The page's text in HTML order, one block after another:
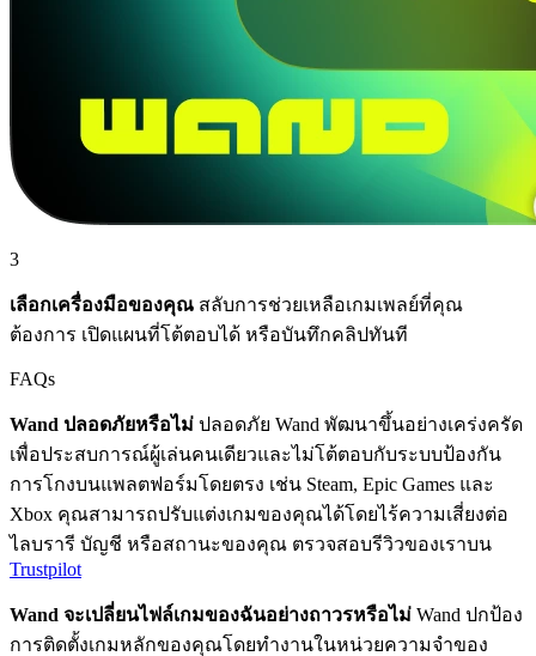
3
เลือกเครื่องมือของคุณ สลับการช่วยเหลือเกมเพลย์ที่คุณ
ต้องการ เปิดแผนที่โต้ตอบได้ หรือบันทึกคลิปทันที
FAQs
Wand ปลอดภัยหรือไม่ ปลอดภัย Wand พัฒนาขึ้นอย่างเคร่งครัด
เพื่อประสบการณ์ผู้เล่นคนเดียวและไม่โต้ตอบกับระบบป้องกัน
การโกงบนแพลตฟอร์มโดยตรง เช่น Steam, Epic Games และ
Xbox คุณสามารถปรับแต่งเกมของคุณได้โดยไร้ความเสี่ยงต่อ
ไลบรารี บัญชี หรือสถานะของคุณ ตรวจสอบรีวิวของเราบน
Trustpilot
Wand จะเปลี่ยนไฟล์เกมของฉันอย่างถาวรหรือไม่ Wand ปกป้อง
การติดตั้งเกมหลักของคุณโดยทำงานในหน่วยความจำของ